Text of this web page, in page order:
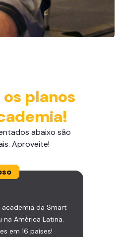
os planos
abaixo são
Aproveite!
academia da Smart
na América Latina.
em 16 países!